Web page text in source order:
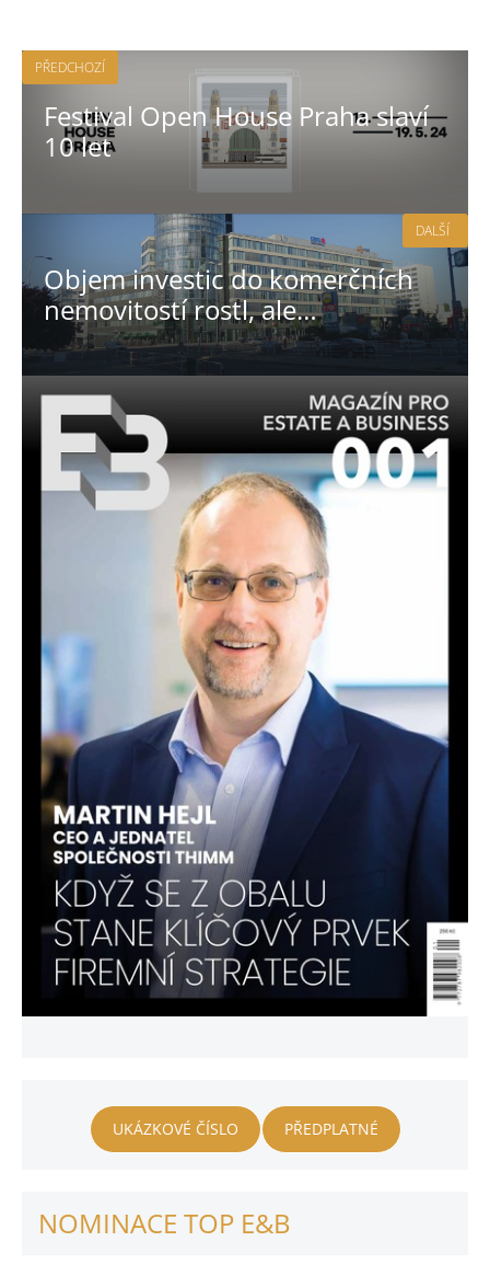
PŘEDCHOZÍ
Festival Open House Praha slaví
10 let
Objem investic do komerčních
nemovitostí rostl, ale…
DALŠÍ
UKÁZKOVÉ ČÍSLO PŘEDPLATNÉ
NOMINACE TOP E&B